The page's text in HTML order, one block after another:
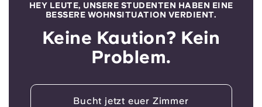
HEY LEUTE, UNSERE STUDENTEN HABEN EINE
BESSERE WOHNSITUATION VERDIENT.
Keine Kaution? Kein
Problem.
Bucht jetzt euer Zimmer